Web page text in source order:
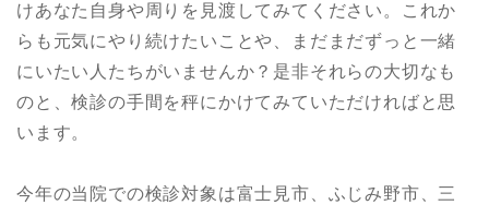
けあなた自身や周りを見渡してみてください。これか
らも元気にやり続けたいことや、まだまだずっと一緒
にいたい人たちがいませんか？是非それらの大切なも
のと、検診の手間を秤にかけてみていただければと思
います。
今年の当院での検診対象は富士見市、ふじみ野市、三